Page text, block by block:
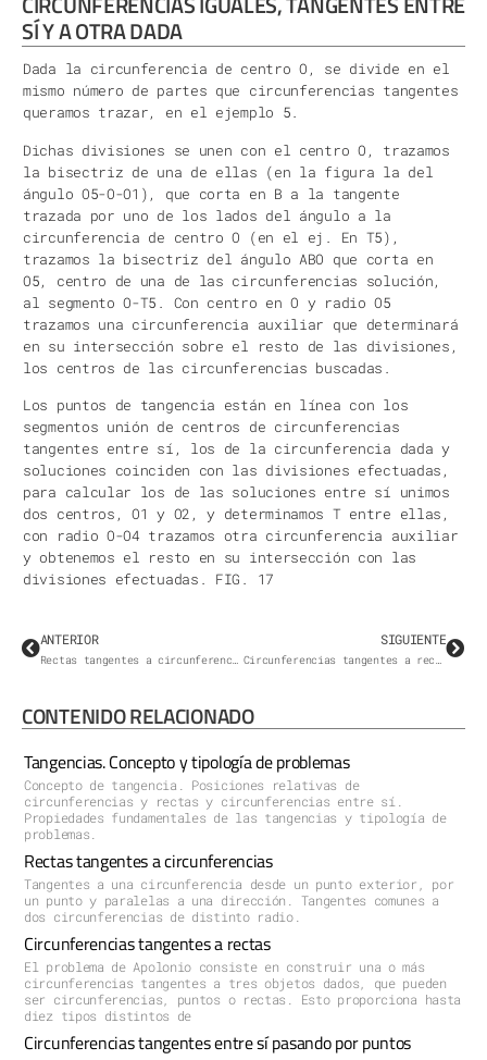
SÍ Y A OTRA DADA
Dada la circunferencia de centro O, se divide en el
mismo número de partes que circunferencias tangentes
queramos trazar, en el ejemplo 5.
Dichas divisiones se unen con el centro O, trazamos
la bisectriz de una de ellas (en la figura la del
ángulo O5-O-O1), que corta en B a la tangente
trazada por uno de los lados del ángulo a la
circunferencia de centro O (en el ej. En T5),
trazamos la bisectriz del ángulo ABO que corta en
O5, centro de una de las circunferencias solución,
al segmento O-T5. Con centro en O y radio O5
trazamos una circunferencia auxiliar que determinará
en su intersección sobre el resto de las divisiones,
los centros de las circunferencias buscadas.
Los puntos de tangencia están en línea con los
segmentos unión de centros de circunferencias
tangentes entre sí, los de la circunferencia dada y
soluciones coinciden con las divisiones efectuadas,
para calcular los de las soluciones entre sí unimos
dos centros, O1 y O2, y determinamos T entre ellas,
con radio O-O4 trazamos otra circunferencia auxiliar
y obtenemos el resto en su intersección con las
divisiones efectuadas. FIG. 17
ANTERIOR SIGUIENTE
CONTENIDO RELACIONADO
Tangencias. Concepto y tipología de problemas
Concepto de tangencia. Posiciones relativas de
circunferencias y rectas y circunferencias entre sí.
Propiedades fundamentales de las tangencias y tipología de
problemas.
Rectas tangentes a circunferencias
Tangentes a una circunferencia desde un punto exterior, por
un punto y paralelas a una dirección. Tangentes comunes a
dos circunferencias de distinto radio.
Circunferencias tangentes a rectas
El problema de Apolonio consiste en construir una o más
circunferencias tangentes a tres objetos dados, que pueden
ser circunferencias, puntos o rectas. Esto proporciona hasta
diez tipos distintos de
Circunferencias tangentes entre sí pasando por puntos